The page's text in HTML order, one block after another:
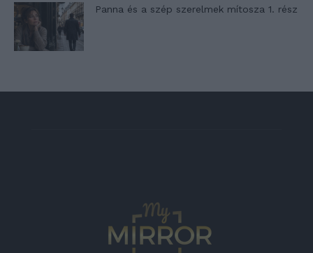
Panna és a szép szerelmek mítosza 1. rész